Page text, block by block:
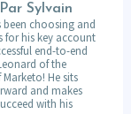
Par Sylvain
been choosing and
for his key account
end-to-end
of the
He sits
and makes
with his